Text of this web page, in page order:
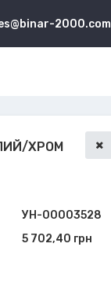
2000.com
ХРОМ
УН-00003528
5 702,40 грн